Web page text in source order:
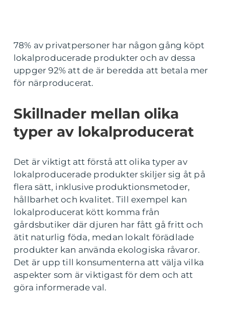
78% av privatpersoner har någon gång köpt
lokalproducerade produkter och av dessa
uppger 92% att de är beredda att betala mer
för närproducerat.
Skillnader mellan olika
typer av lokalproducerat
Det är viktigt att förstå att olika typer av
lokalproducerade produkter skiljer sig åt på
flera sätt, inklusive produktionsmetoder,
hållbarhet och kvalitet. Till exempel kan
lokalproducerat kött komma från
gårdsbutiker där djuren har fått gå fritt och
ätit naturlig föda, medan lokalt förädlade
produkter kan använda ekologiska råvaror.
Det är upp till konsumenterna att välja vilka
aspekter som är viktigast för dem och att
göra informerade val.